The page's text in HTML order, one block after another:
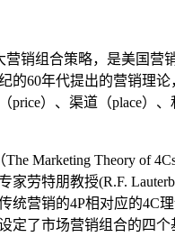
营销组合策略，是美国营
的60年代提出的营销理论
price）、渠道（place）
Marketing Theory of
家劳特朋教授(R.F.
统营销的4P相对应的4C
定了市场营销组合的四个